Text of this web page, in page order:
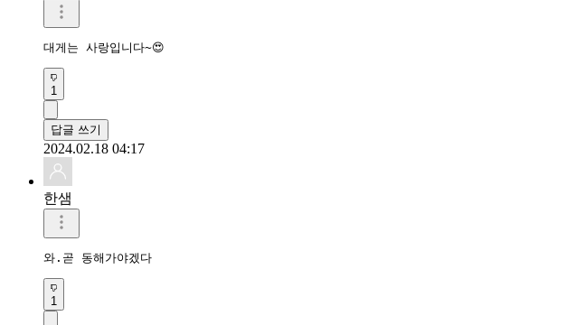
대게는 사랑입니다~😍
1
답글 쓰기
2024.02.18 04:17
한샘
와.곧 동해가야겠다
1